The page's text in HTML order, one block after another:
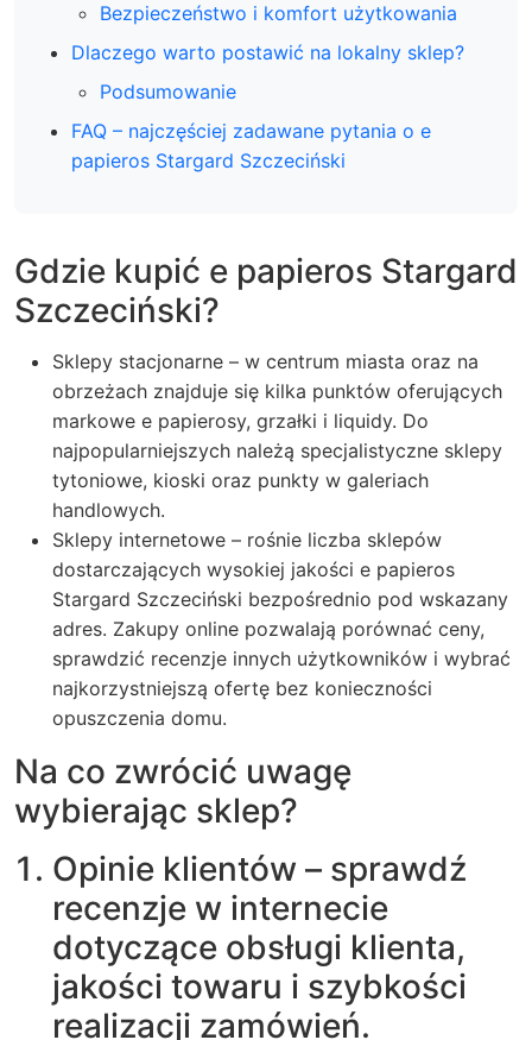
Bezpieczeństwo i komfort użytkowania
Dlaczego warto postawić na lokalny sklep?
Podsumowanie
FAQ – najczęściej zadawane pytania o e
papieros Stargard Szczeciński
Gdzie kupić e papieros Stargard
Szczeciński?
Sklepy stacjonarne – w centrum miasta oraz na
obrzeżach znajduje się kilka punktów oferujących
markowe e papierosy, grzałki i liquidy. Do
najpopularniejszych należą specjalistyczne sklepy
tytoniowe, kioski oraz punkty w galeriach
handlowych.
Sklepy internetowe – rośnie liczba sklepów
dostarczających wysokiej jakości e papieros
Stargard Szczeciński bezpośrednio pod wskazany
adres. Zakupy online pozwalają porównać ceny,
sprawdzić recenzje innych użytkowników i wybrać
najkorzystniejszą ofertę bez konieczności
opuszczenia domu.
Na co zwrócić uwagę
wybierając sklep?
Opinie klientów – sprawdź
recenzje w internecie
dotyczące obsługi klienta,
jakości towaru i szybkości
realizacji zamówień.